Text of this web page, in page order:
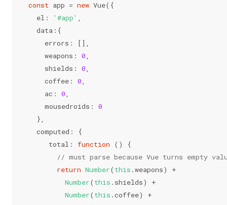
const app = new Vue({
  el:
'#app' ,
  data:{
    errors: [],
    weapons:
0,
    shields:
0,
    coffee:
0,
    ac:
0,
    mousedroids:
0
  },
  computed: {
     total:
function ( )
{
// must parse because Vue turns empty
return Number( this .weapons) +
Number( this .shields) +
Number( this .coffee) +